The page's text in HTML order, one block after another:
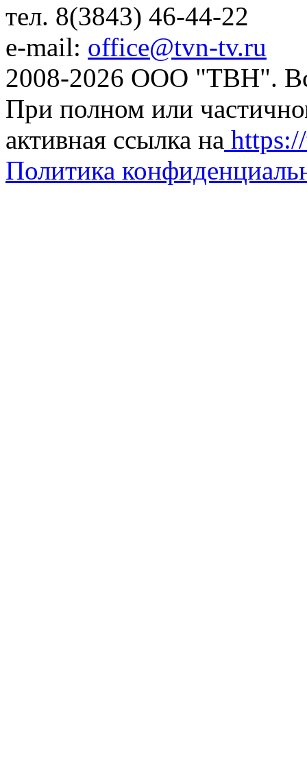
тел. 8(3843) 46-44-22
e-mail: office@tvn-tv.ru
2008-2026 ООО "ТВН".
При полном или
активная ссылка на
Политика